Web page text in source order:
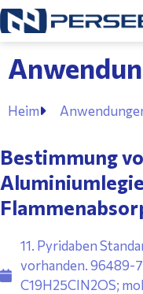
Heim
Bestimmung
11. Pyridaben
vorhanden. 96489-
C19H25CIN2OS;